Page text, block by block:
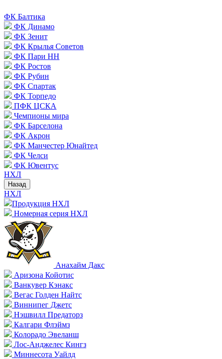
ФК Балтика
ФК Динамо
ФК Зенит
ФК Крылья Советов
ФК Пари НН
ФК Ростов
ФК Рубин
ФК Спартак
ФК Торпедо
ПФК ЦСКА
Чемпионы мира
ФК Барселона
ФК Акрон
ФК Манчестер Юнайтед
ФК Челси
ФК Ювентус
НХЛ
Назад
НХЛ
Продукция НХЛ
Номерная серия НХЛ
Анахайм Дакс
Аризона Койотис
Ванкувер Кэнакс
Вегас Голден Найтс
Виннипег Джетс
Нэшвилл Предаторз
Калгари Флэймз
Колорадо Эвеланш
Лос-Анджелес Кингз
Миннесота Уайлд